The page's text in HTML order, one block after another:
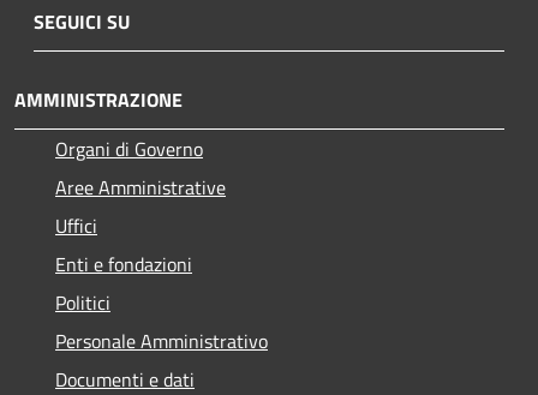
SEGUICI SU
AMMINISTRAZIONE
Organi di Governo
Aree Amministrative
Uffici
Enti e fondazioni
Politici
Personale Amministrativo
Documenti e dati